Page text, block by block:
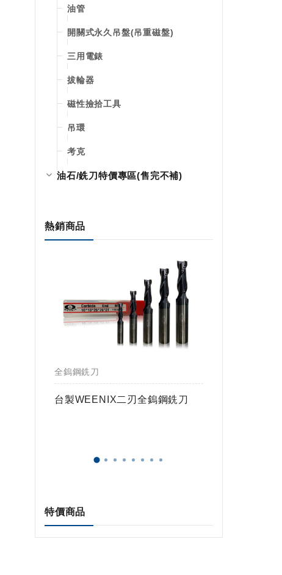
油管
開關式永久吊盤(吊重磁盤)
三用電錶
拔輪器
磁性撿拾工具
吊環
考克
油石/銑刀特價專區(售完不補)
熱銷商品
全鎢鋼銑刀
台製WEENIX二刃全鎢鋼銑刀
特價商品